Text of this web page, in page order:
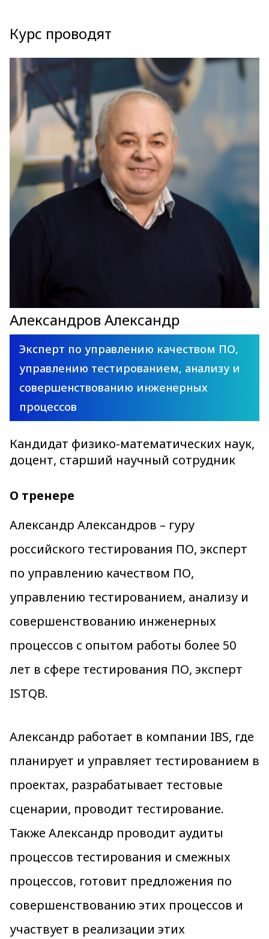
Курс проводят
Александров Александр
Эксперт по управлению качеством ПО,
управлению тестированием, анализу и
совершенствованию инженерных
процессов
Кандидат физико-математических наук,
доцент, старший научный сотрудник
О тренере
Александр Александров – гуру
российского тестирования ПО, эксперт
по управлению качеством ПО,
управлению тестированием, анализу и
совершенствованию инженерных
процессов с опытом работы более 50
лет в сфере тестирования ПО, эксперт
ISTQB.
Александр работает в компании IBS, где
планирует и управляет тестированием в
проектах, разрабатывает тестовые
сценарии, проводит тестирование.
Также Александр проводит аудиты
процессов тестирования и смежных
процессов, готовит предложения по
совершенствованию этих процессов и
участвует в реализации этих